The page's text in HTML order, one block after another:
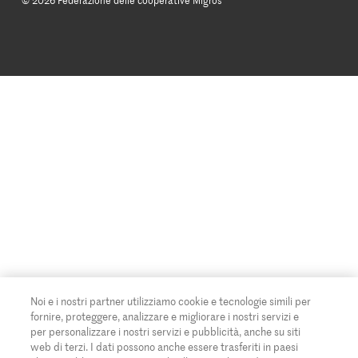
Noi e i nostri partner utilizziamo cookie e tecnologie simili per
fornire, proteggere, analizzare e migliorare i nostri servizi e
per personalizzare i nostri servizi e pubblicità, anche su siti
web di terzi. I dati possono anche essere trasferiti in paesi